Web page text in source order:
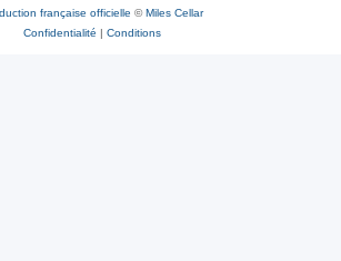
française officielle ©Miles Cellar
Confidentialité | Conditions